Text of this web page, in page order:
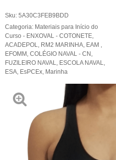
Sku: 5A30C3FEB9BDD
Categoria: Materiais para Início do
Curso - ENXOVAL - COTONETE
ACADEPOL
RM2 MARINHA EAM
EFOMM COLÉGIO NAVAL - CN
FUZILEIRO NAVAL
ESCOLA NAVAL
ESA EsPCEx Marinha